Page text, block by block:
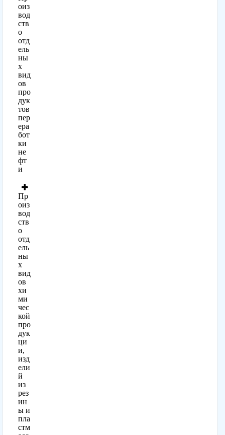
оиз
вод
ств
о
отд
ель
ны
х
вид
ов
про
дук
тов
пер
ера
бот
ки
не
фт
и
Пр
оиз
вод
ств
о
отд
ель
ны
х
вид
ов
хи
ми
чес
кой
про
дук
ци
и,
изд
ели
й
из
рез
ин
ы и
пла
стм